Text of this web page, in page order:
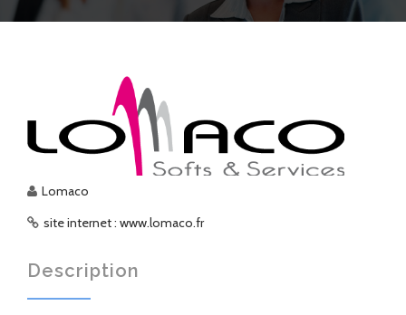
Lomaco
site internet : www.lomaco.fr
Description